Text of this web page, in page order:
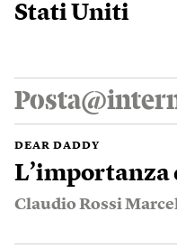
Stati Uniti
DEAR DADDY
L’importanza
Claudio Rossi